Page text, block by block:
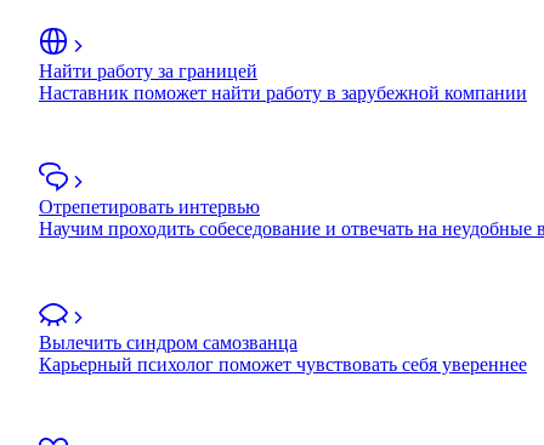
Найти работу за границей
Наставник поможет найти работу в зарубежной компании
Отрепетировать интервью
Научим проходить собеседование и отвечать на неудобные
Вылечить синдром самозванца
Карьерный психолог поможет чувствовать себя увереннее